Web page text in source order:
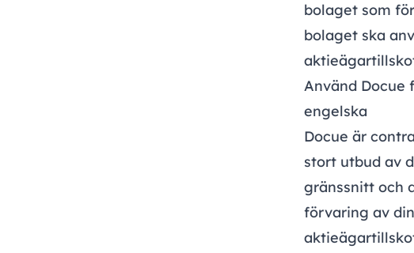
bolaget som
bolaget ska
Använd
engelska
Docue är
stort utbud av
gränssnitt och
förvaring av